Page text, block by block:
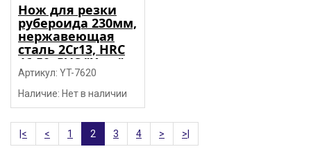
Нож для резки
рубероида 230мм,
нержавеющая
сталь 2Cr13, HRC
46-50, PVC "Yato"
Артикул: YT-7620
Наличие: Нет в наличии
|< < 1 2 3 4 >
>|